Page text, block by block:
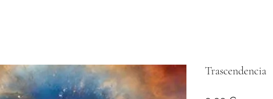
Trascendencia